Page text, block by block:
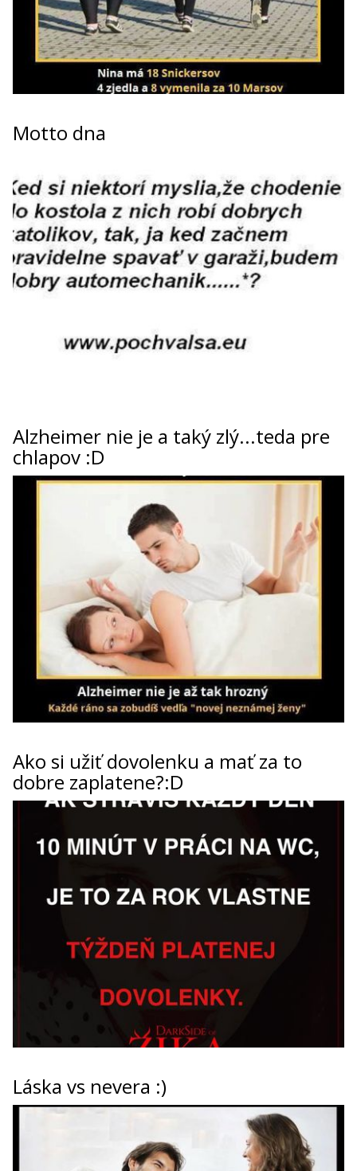
Motto dna
Alzheimer nie je a taký zlý...teda pre
chlapov :D
Ako si užiť dovolenku a mať za to
dobre zaplatene?:D
Láska vs nevera :)